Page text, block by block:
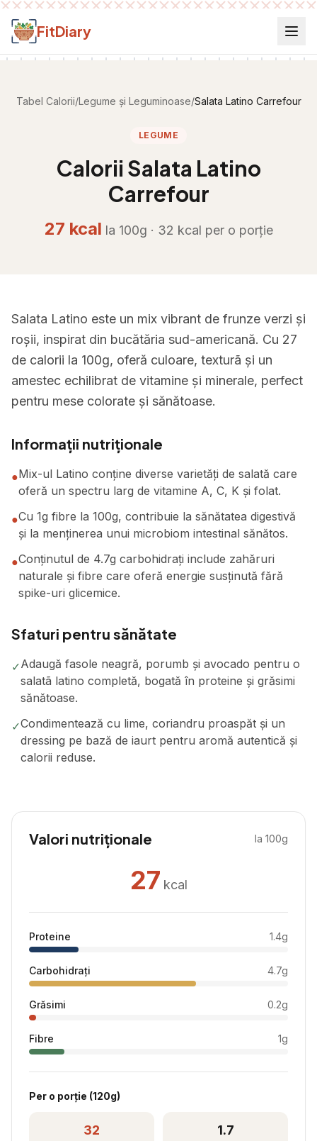
Salt la conținut
FitDiary
Tabel Calorii/Legume și Leguminoase/Salata Latino Carrefour
LEGUME
Calorii Salata Latino
Carrefour
27 kcal la 100g · 32 kcal per o porție
Salata Latino este un mix vibrant de frunze verzi și
roșii, inspirat din bucătăria sud-americană. Cu 27
de calorii la 100g, oferă culoare, texturã și un
amestec echilibrat de vitamine și minerale, perfect
pentru mese colorate și sănătoase.
Informații nutriționale
●Mix-ul Latino conține diverse varietăți de salată care
oferă un spectru larg de vitamine A, C, K și folat.
●Cu 1g fibre la 100g, contribuie la sănătatea digestivă
și la menținerea unui microbiom intestinal sănătos.
●Conținutul de 4.7g carbohidrați include zahăruri
naturale și fibre care oferă energie susținută fără
spike-uri glicemice.
Sfaturi pentru sănătate
✓Adaugă fasole neagră, porumb și avocado pentru o
salatã latino completă, bogată în proteine și grăsimi
sănătoase.
✓Condimentează cu lime, coriandru proaspăt și un
dressing pe bază de iaurt pentru aromă autentică și
calorii reduse.
Valori nutriționale la 100g
27 kcal
Proteine 1.4g
Carbohidrați 4.7g
Grăsimi 0.2g
Fibre 1g
Per o porție (120g)
32 1.7